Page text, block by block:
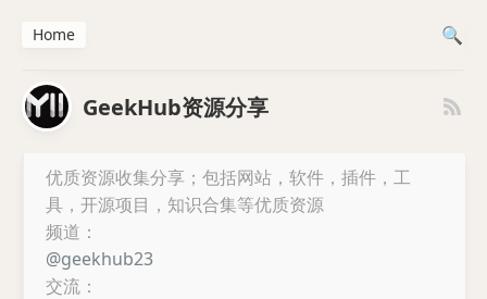
GeekHub资源分享
优质资源收集分享；包括网站，软件，插件，工
具，开源项目，知识合集等优质资源
频道：
@geekhub23
交流：
Home